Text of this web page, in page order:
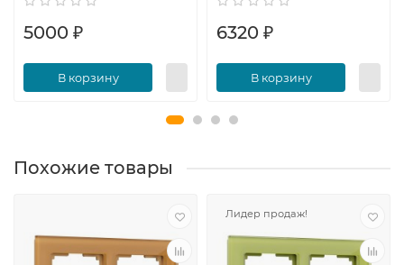
5000 ₽
В корзину
6320 ₽
В корзину
Похожие товары
Лидер продаж!